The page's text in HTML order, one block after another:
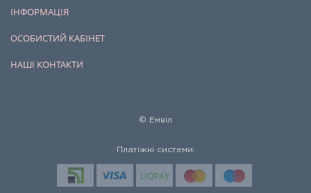
ІНФОРМАЦІЯ
ОСОБИСТИЙ КАБІНЕТ
НАШІ КОНТАКТИ
© Емвіл
Платіжні системи: